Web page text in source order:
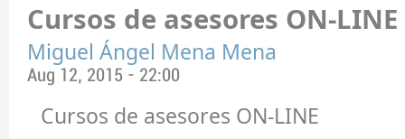
Cursos de asesores ON-LINE
Miguel Ángel Mena Mena
Aug 12, 2015 - 22:00
Cursos de asesores ON-LINE